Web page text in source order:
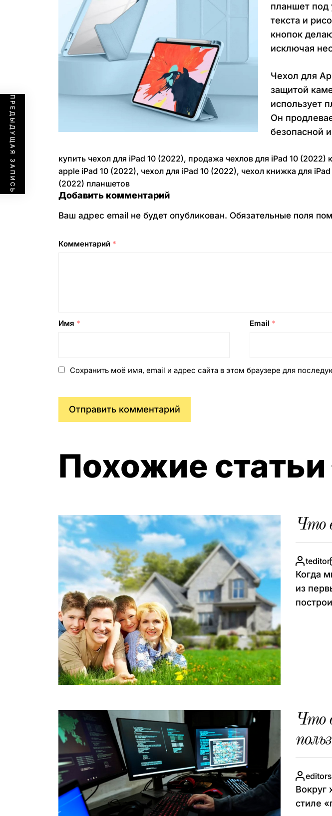
планшет под
текста и
кнопок
исключая
Чехол для
защитой
использует
Он
безопасной
купить чехол для iPad 10 (2022), продажа чехлов для iPad 10 (2022)
apple iPad 10 (2022), чехол для iPad 10 (2022), чехол книжка для
(2022) планшетов
Добавить комментарий
Ваш адрес email не будет опубликован. Обязательные поля
Комментарий *
Имя * Email *
Сохранить моё имя, email и адрес сайта в этом браузере для
ПРЕДЫДУЩАЯ ЗАПИСЬ
Похожие статьи
Что
teditor
Когда
из
Что
editors
Вокруг
стиле